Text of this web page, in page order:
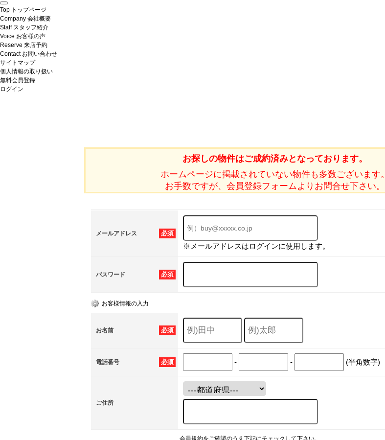
Top トップページ
Company 会社概要
Staff スタッフ紹介
Voice お客様の声
Reserve 来店予約
Contact お問い合わせ
サイトマップ
個人情報の取り扱い
無料会員登録
ログイン
お探しの物件はご成約済みとなっております。
ホームページに掲載されていない物件も多数ございます。
お手数ですが、会員登録フォームよりお問合せ下さい。
必須
メールアドレス
※メールアドレスはログインに使用します。
必須
パスワード
お客様情報の入力
必須
お名前
必須
電話番号 - - (半角数字)
ご住所
会員規約をご確認のうえ下記にチェックして下さい。